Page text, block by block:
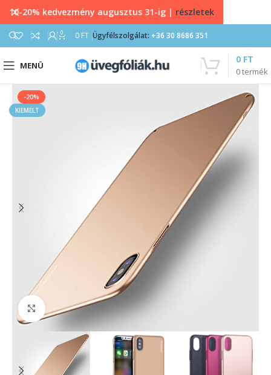
0 0 FT Ügyfélszolgálat: +36 30 8686 351
MENÜ
0termék
0 FT
-20%
KIEMELT
Nagyítás
10-20% kedvezmény augusztus 31-ig | részletek